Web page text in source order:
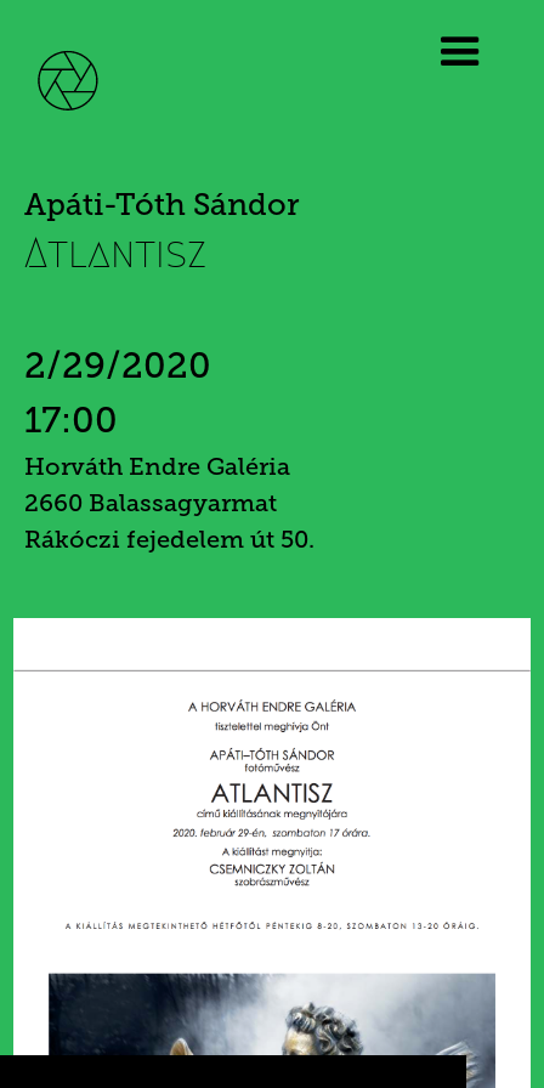
Apáti-Tóth Sándor
Atlantisz
2/29/2020
17:00
Horváth Endre Galéria
2660 Balassagyarmat
Rákóczi fejedelem út 50.